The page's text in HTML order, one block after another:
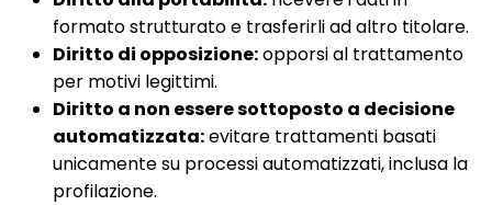
formato strutturato e trasferirli ad altro titolare.
Diritto di opposizione:opporsi al trattamento
per motivi legittimi.
Diritto a non essere sottoposto a decisione
automatizzata:evitare trattamenti basati
unicamente su processi automatizzati, inclusa la
profilazione.